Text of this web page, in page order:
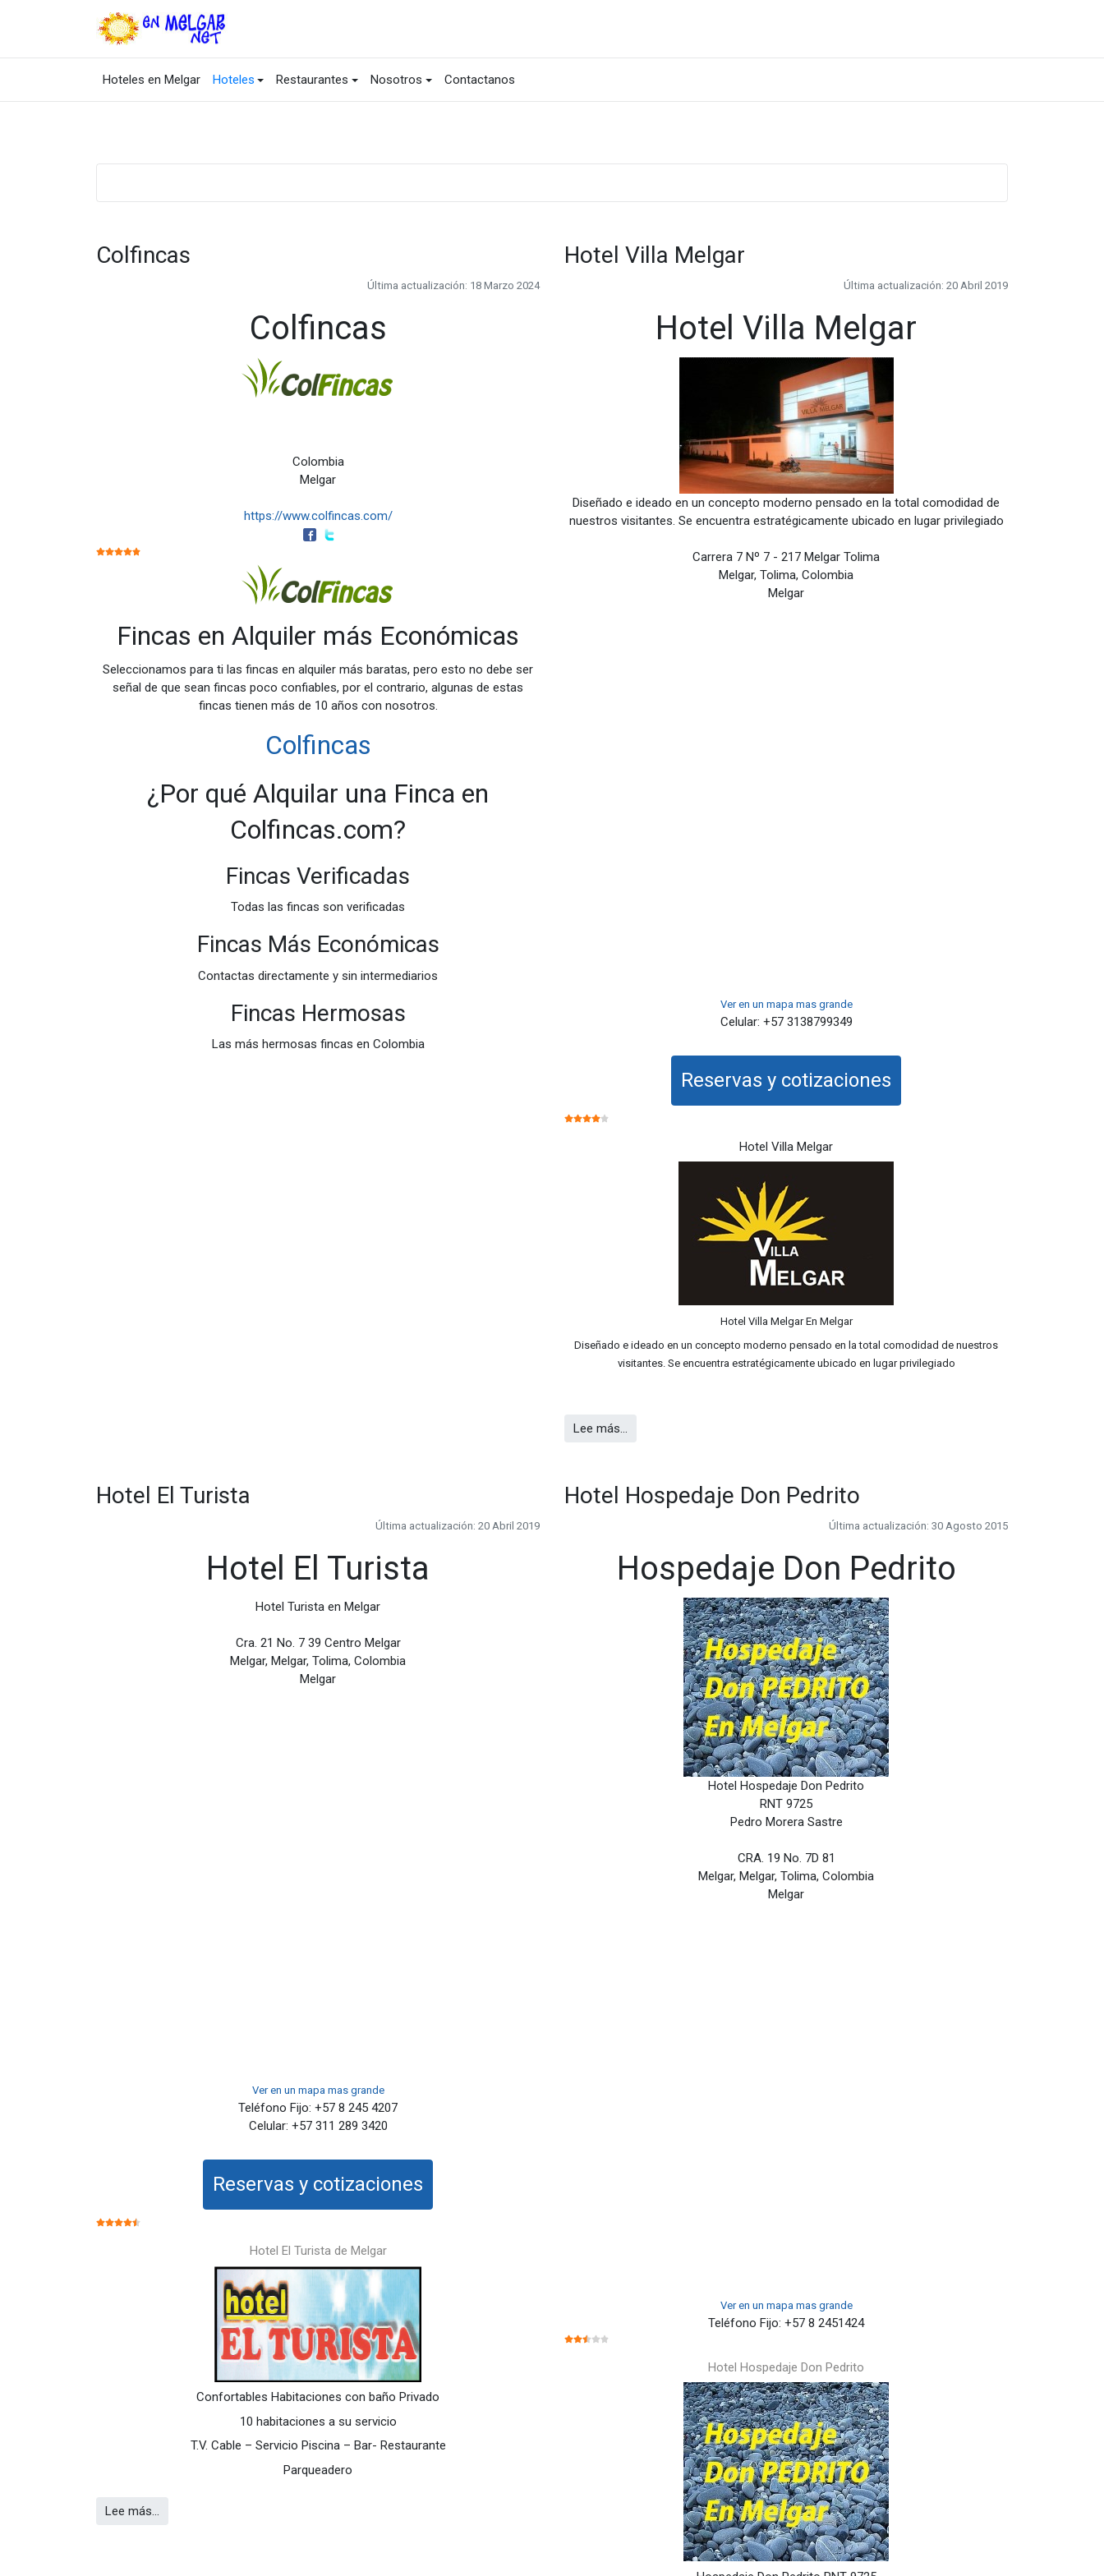
Hoteles en Melgar Hoteles Restaurantes Nosotros Contactanos
Colfincas
Última actualización: 18 Marzo 2024
Colfincas
Colombia
Melgar
https://www.colfincas.com/
RATIO:5/5
Fincas en Alquiler más Económicas
Seleccionamos para ti las fincas en alquiler más baratas, pero esto no debe ser
señal de que sean fincas poco confiables, por el contrario, algunas de estas
fincas tienen más de 10 años con nosotros.
Colfincas
¿Por qué Alquilar una Finca en
Colfincas.com?
Fincas Verificadas
Todas las fincas son verificadas
Fincas Más Económicas
Contactas directamente y sin intermediarios
Fincas Hermosas
Las más hermosas fincas en Colombia
Hotel Villa Melgar
Última actualización: 20 Abril 2019
Hotel Villa Melgar
Diseñado e ideado en un concepto moderno pensado en la total comodidad de
nuestros visitantes. Se encuentra estratégicamente ubicado en lugar privilegiado
Carrera 7 Nº 7 - 217 Melgar Tolima
Melgar, Tolima, Colombia
Melgar
Ver en un mapa mas grande
Celular: +57 3138799349
Reservas y cotizaciones
RATIO:4/5
Hotel Villa Melgar
Hotel Villa Melgar En Melgar
Diseñado e ideado en un concepto moderno pensado en la total comodidad de nuestros
visitantes. Se encuentra estratégicamente ubicado en lugar privilegiado
Lee más…
Hotel El Turista
Última actualización: 20 Abril 2019
Hotel El Turista
Hotel Turista en Melgar
Cra. 21 No. 7 39 Centro Melgar
Melgar, Melgar, Tolima, Colombia
Melgar
Ver en un mapa mas grande
Teléfono Fijo: +57 8 245 4207
Celular: +57 311 289 3420
Reservas y cotizaciones
RATIO:4.5/
Hotel El Turista de Melgar
Confortables Habitaciones con baño Privado
10 habitaciones a su servicio
T.V. Cable – Servicio Piscina – Bar- Restaurante
Parqueadero
Lee más…
Hotel Hospedaje Don Pedrito
Última actualización: 30 Agosto 2015
Hospedaje Don Pedrito
Hotel Hospedaje Don Pedrito
RNT 9725
Pedro Morera Sastre
CRA. 19 No. 7D 81
Melgar, Melgar, Tolima, Colombia
Melgar
Ver en un mapa mas grande
Teléfono Fijo: +57 8 2451424
RATIO:2.5/
Hotel Hospedaje Don Pedrito